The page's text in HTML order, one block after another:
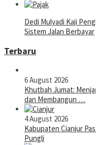
Dedi Mulyadi Kaji
Sistem Jalan Berbayar
Terbaru
6 August 2026
Khutbah Jumat:
dan Membangun …
4 August 2026
Kabupaten Cianjur
Pungli